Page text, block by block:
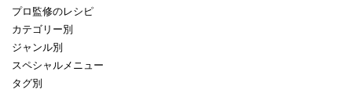
プロ監修のレシピ
カテゴリー別
ジャンル別
スペシャルメニュー
タグ別